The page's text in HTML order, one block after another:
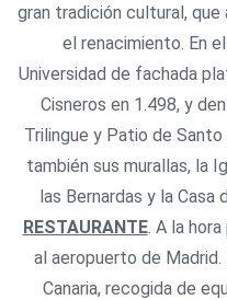
gran tradición cultural, que
el renacimiento. En
Universidad de fachada
Cisneros en 1.498, y
Trilingue y Patio de
también sus murallas, la
las Bernardas y la Casa
RESTAURANTE. A la
al aeropuerto de
Canaria, recogida de